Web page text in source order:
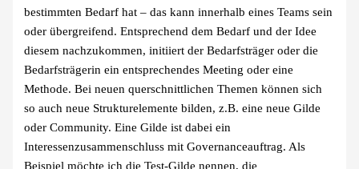
bestimmten Bedarf hat – das kann innerhalb eines Teams sein
oder übergreifend. Entsprechend dem Bedarf und der Idee
diesem nachzukommen, initiiert der Bedarfsträger oder die
Bedarfsträgerin ein entsprechendes Meeting oder eine
Methode. Bei neuen querschnittlichen Themen können sich
so auch neue Strukturelemente bilden, z.B. eine neue Gilde
oder Community. Eine Gilde ist dabei ein
Interessenzusammenschluss mit Governanceauftrag. Als
Beispiel möchte ich die Test-Gilde nennen, die